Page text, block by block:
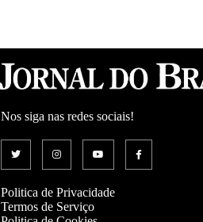
Nos siga nas redes sociais!
Politica de Privacidade
Termos de Serviço